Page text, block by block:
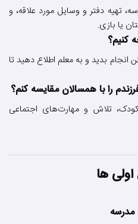
تهیه دفتر و وسایل مورد علاقه، و
یا بازی.
کنیم؟
انجام بدید و به معلم اطلاع دهید تا
را با همسالان مقایسه کنم؟
تلاش و مهارت‌های اجتماعی
ها